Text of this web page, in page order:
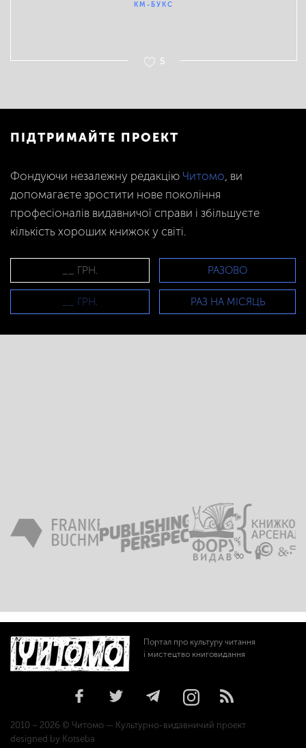
KM-БУКС
5
ПІДТРИМАЙТЕ ПРОЕКТ
Фондуючи незалежну редакцію Читомо, ви
допомагаєте зростити нове покоління
професіоналів видавничої справи і збільшуєте
кількість хороших книжок у світі.
РАЗОВО
РАЗ НА МІСЯЦЬ
Портал про культуру читання
і мистецтво книговидання
2010 – 2026 © Читомо — Культурно-видавничий проект
designed by Kotseba